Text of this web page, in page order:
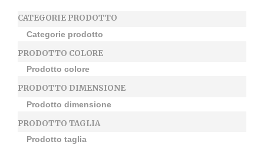
CATEGORIE PRODOTTO
PRODOTTO COLORE
PRODOTTO DIMENSIONE
PRODOTTO TAGLIA